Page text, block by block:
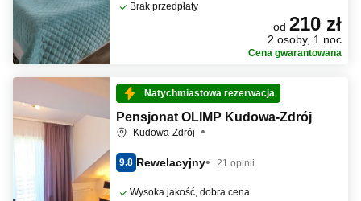
Brak przedpłaty
od 210 zł
2 osoby, 1 noc
Cena gwarantowana
Natychmiastowa rezerwacja
Pensjonat OLIMP Kudowa-Zdrój
Kudowa-Zdrój
9.8 Rewelacyjny 21 opinii
Wysoka jakość, dobra cena